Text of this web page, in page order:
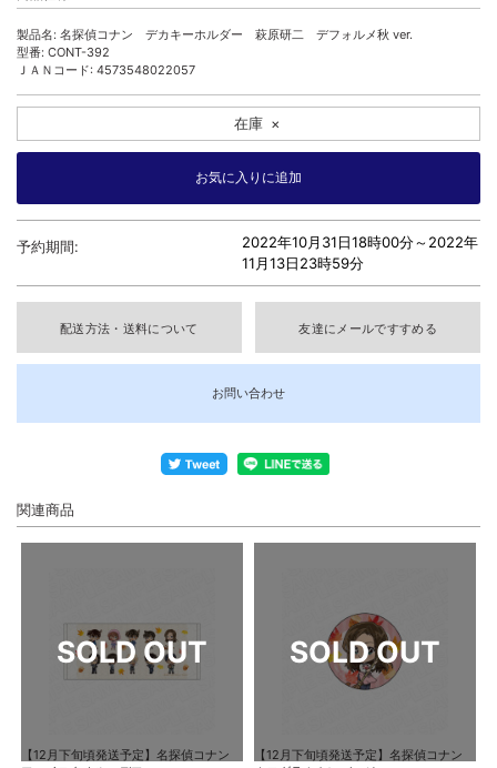
製品名: 名探偵コナン デカキーホルダー 萩原研二 デフォルメ秋 ver.
型番: CONT-392
ＪＡＮコード: 4573548022057
在庫 ×
予約期間: 2022年10月31日18時00分～2022年
11月13日23時59分
配送方法・送料について 友達にメールですすめる
お問い合わせ
関連商品
【12月下旬頃発送予定】名探偵コナン
【12月下旬頃発送予定】名探偵コナン